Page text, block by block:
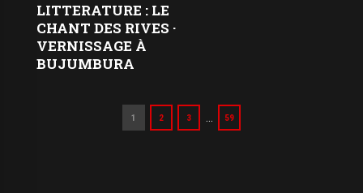
LITTERATURE : LE
CHANT DES RIVES ·
VERNISSAGE À
BUJUMBURA
1 2 3 59